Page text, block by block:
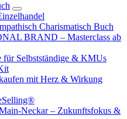
Charismatisch Buch
BRAND – Masterclass ab
für Selbstständige & KMUs
mit Herz & Wirkung
– Zukunftsfokus &